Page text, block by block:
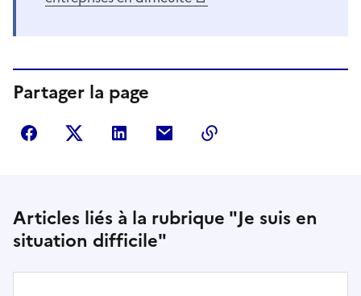
Partager la page
Partager sur Facebook
Partager sur Twitter
Partager sur LinkedIn
Partager par courriel
Articles liés à la rubrique "Je suis en
situation difficile"